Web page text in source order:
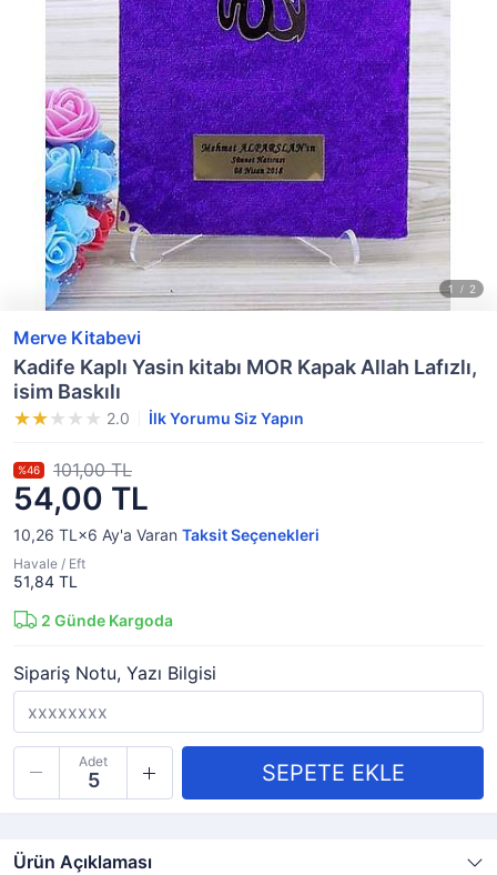
Merve Kitabevi
Kadife Kaplı Yasin kitabı MOR Kapak Allah Lafızlı,
isim Baskılı
2.0 İlk Yorumu Siz Yapın
54,00 TL
%46 101,00 TL
10,26 TL×6 Ay'a Varan Taksit Seçenekleri
Havale / Eft
51,84 TL
2 Günde Kargoda
Sipariş Notu, Yazı Bilgisi
Adet
Ürün Açıklaması